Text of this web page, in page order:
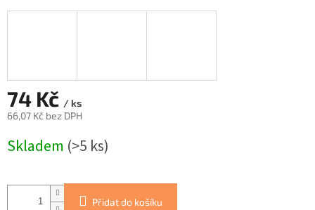
74 Kč / ks
66,07 Kč bez DPH
cena:
Skladem (>5 ks)
Přidat do košíku